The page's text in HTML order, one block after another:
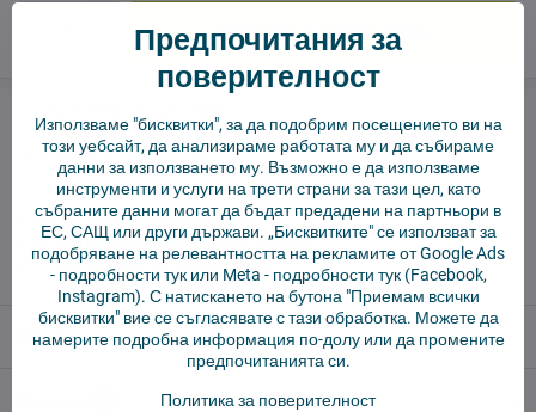
Добави в количката
производител:Vysajto.sk
✅ Готов за изпращане веднага
✅ БЕЗПЛАТНА доставка над 55 EUR.
✅ 14 дни политика за връщане
Описание
Предпочитания за
поверителност
Използваме "бисквитки", за да подобрим посещението ви на
този уебсайт, да анализираме работата му и да събираме
данни за използването му. Възможно е да използваме
инструменти и услуги на трети страни за тази цел, като
събраните данни могат да бъдат предадени на партньори в
ЕС, САЩ или други държави. „Бисквитките" се използват за
подобряване на релевантността на рекламите от Google Ads
- подробности тукили Meta - подробности тук(Facebook,
Instagram). С натискането на бутона "Приемам всички
бисквитки" вие се съгласявате с тази обработка. Можете да
намерите подробна информация по-долу или да промените
предпочитанията си.
Политика за поверителност